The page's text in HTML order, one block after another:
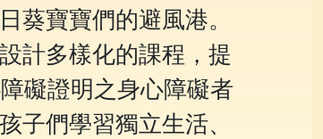
葵寶寶們的避風港。
計多樣化的課程，提
礙證明之身心障礙者
子們學習獨立生活、